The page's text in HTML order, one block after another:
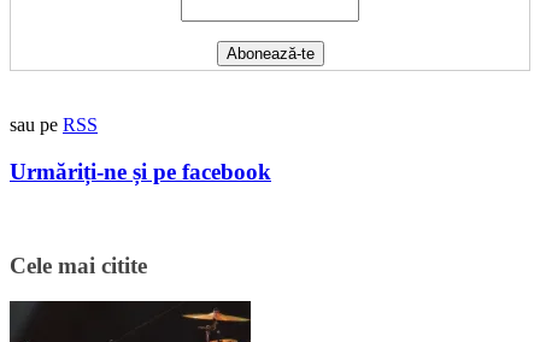
sau pe RSS
Urmăriți-ne și pe facebook
Cele mai citite